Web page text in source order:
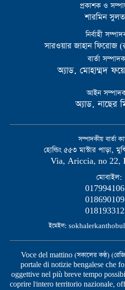
প্রকাশক ও
শারমিন
নির্বাহী
সারওয়ার জাহান ফিরোজ
বার্তা
অ্যাড. মোহাম্মদ
আইন
অ্যাড. নাছের
সম্পাদকীয় বার্তা
হোল্ডিং ৫৫৩ মাস্টার পাড়া,
Via, Ariccia, no 22,
মোবাইল:
ইমেইল:
Voce del mattino (সকালের কণ্ঠ)
portale di notizie bengalese che
oggettive nel più breve tempo
coprire l'intero territorio nazionale,